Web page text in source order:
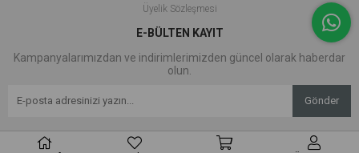
Üyelik Sözleşmesi
E-BÜLTEN KAYIT
Kampanyalarımızdan ve indirimlerimizden güncel olarak haberdar
olun.
Gönder